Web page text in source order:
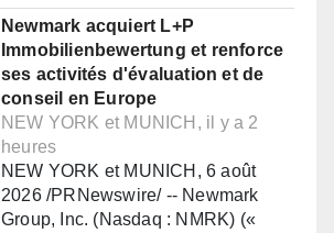
Newmark acquiert L+P
Immobilienbewertung et renforce
ses activités d'évaluation et de
conseil en Europe
NEW YORK et MUNICH, il y a 2
heures
NEW YORK et MUNICH, 6 août
2026 /PRNewswire/ -- Newmark
Group, Inc. (Nasdaq : NMRK) («